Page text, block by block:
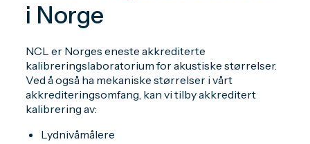
i Norge
NCL er Norges eneste akkrediterte
kalibreringslaboratorium for akustiske størrelser.
Ved å også ha mekaniske størrelser i vårt
akkrediteringsomfang, kan vi tilby akkreditert
kalibrering av:
Lydnivåmålere